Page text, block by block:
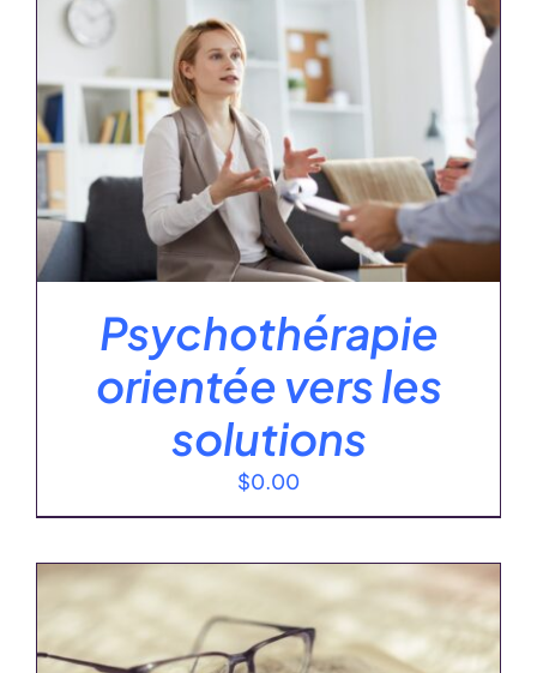
Psychothérapie
orientée vers les
solutions
$0.00